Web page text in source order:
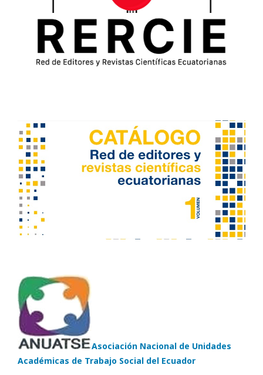
Asociación Nacional de Unidades
Académicas de Trabajo Social del Ecuador